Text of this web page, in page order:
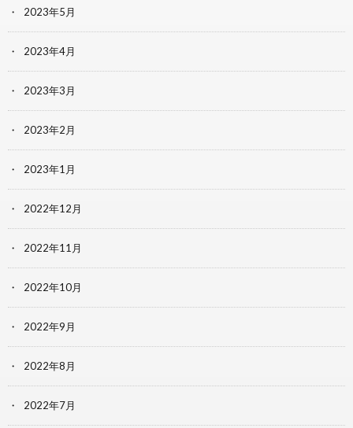
2023年5月
2023年4月
2023年3月
2023年2月
2023年1月
2022年12月
2022年11月
2022年10月
2022年9月
2022年8月
2022年7月